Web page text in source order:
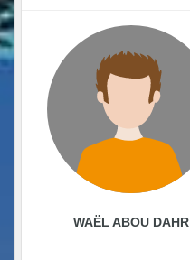
WAËL ABOU DAHR